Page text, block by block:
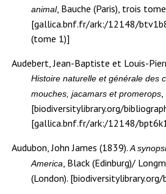
animal, Bauche (Paris), trois
[gallica.bnf.fr/ark:/12148/
(tome 1)]
Audebert, Jean-Baptiste et Louis-
Histoire naturelle et générale des
mouches, jacamars et promerops,
[biodiversitylibrary.org/
[gallica.bnf.fr/ark:/12148/
Audubon, John James (1839).A
America, Black (Edinburg)/
(London).